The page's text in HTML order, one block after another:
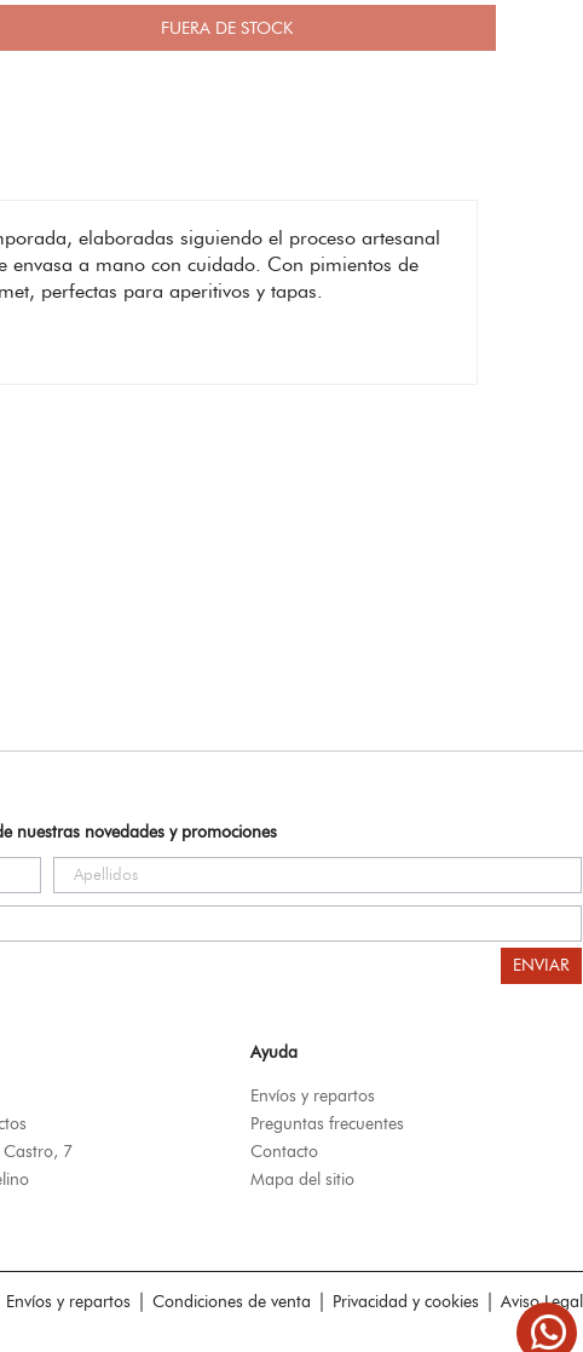
FUERA DE STOCK
elaboradas siguiendo el proceso artesanal
envasa a mano con cuidado. Con pimientos de
perfectas para aperitivos y tapas.
nuestras novedades y promociones
ENVIAR
Castro, 7
Ayuda
Envíos y repartos
Preguntas frecuentes
Contacto
Mapa del sitio
Envíos y repartos | Condiciones de venta | Privacidad y cookies | Aviso Legal